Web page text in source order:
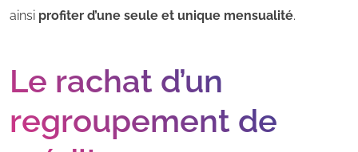
ainsi profiter d’une seule et unique mensualité.
Le rachat d’un
regroupement de